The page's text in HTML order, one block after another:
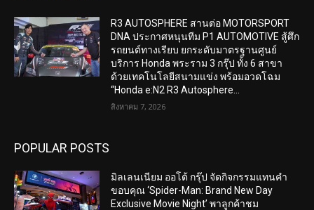
R3 AUTOSPHERE สานต่อ MOTORSPORT
DNA ประกาศหนุนทีม P1 AUTOMOTIVE สู้ศึก
รถยนต์ทางเรียบ ยกระดับมาตรฐานศูนย์
บริการ Honda พระราม 3 กรุ๊ป ทั้ง 6 สาขา
ด้วยเทคโนโลยีสนามแข่ง พร้อมอวดโฉม
“Honda e:N2 R3 Autosphere...
สิงหาคม 7, 2026
POPULAR POSTS
มิลเลนเนียม ออโต้ กรุ๊ป จัดกิจกรรมแทนคำ
ขอบคุณ ‘Spider-Man: Brand New Day
Exclusive Movie Night’ พาลูกค้าชม